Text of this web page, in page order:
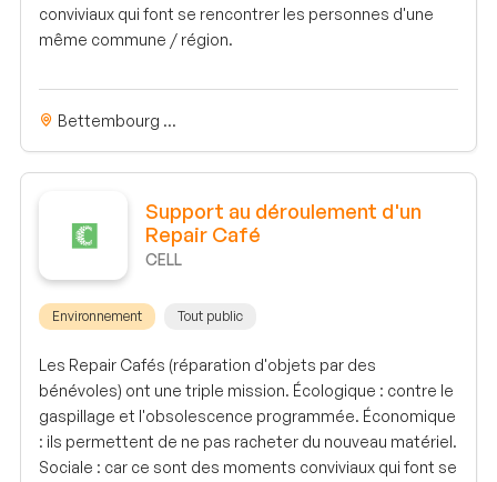
conviviaux qui font se rencontrer les personnes d'une
même commune / région.
Bettembourg ...
Support au déroulement d'un
Repair Café
CELL
Environnement Tout public
Les Repair Cafés (réparation d'objets par des
bénévoles) ont une triple mission. Écologique : contre le
gaspillage et l'obsolescence programmée. Économique
: ils permettent de ne pas racheter du nouveau matériel.
Sociale : car ce sont des moments conviviaux qui font se